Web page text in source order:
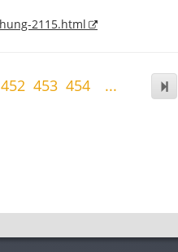
2115.html
452 453 454 ...